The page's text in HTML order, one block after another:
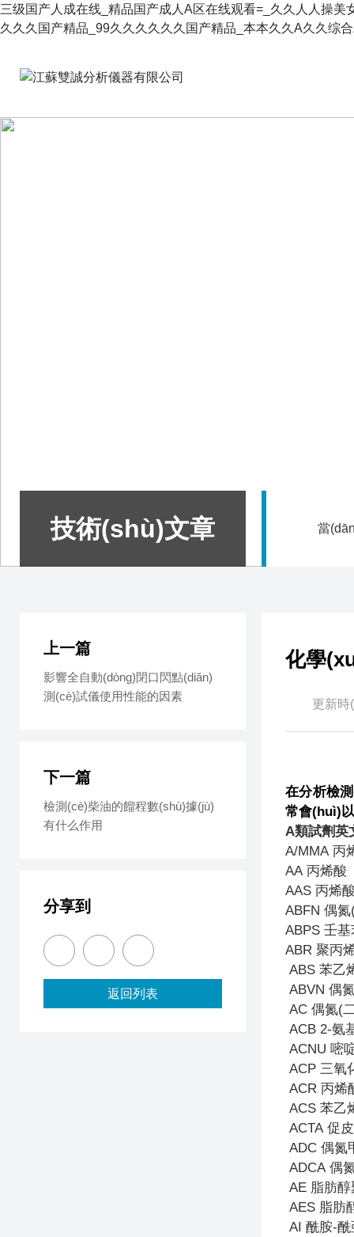
三级国产人成在线_精品国产成人A区在线观看=_久久人人操
久久久国产精品_99久久久久久久国产精品_本本久久A久久综
技術(shù)文章 當
化學
更新時
在分析檢測
常會(huì)
A類試劑英
A/MMA 丙
AA 丙烯酸
AAS 丙烯
ABFN 偶
ABPS 壬基
ABR 聚丙
ABS 苯乙
ABVN 偶
AC 偶氮(
ACB 2-氨
ACNU 嘧
ACP 三氧
ACR 丙烯
ACS 苯乙
ACTA 促
ADC 偶氮
ADCA 偶
AE 脂肪
AES 脂肪
AI 酰胺-
上一篇
影響全自動(dòng)閉口閃點(diǎn)
測(cè)試儀使用性能的因素
下一篇
檢測(cè)柴油的餾程數(shù)據(jù)
有什么作用
分享到
返回列表